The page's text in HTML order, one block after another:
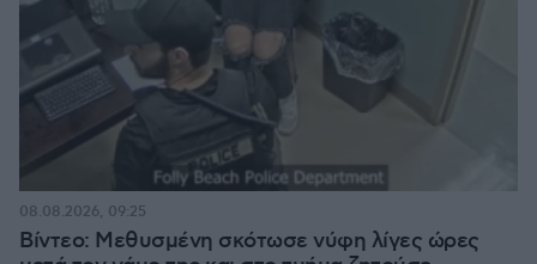
Βίντεο: Μεθυσμένη σκότωσε νύφη λίγες ώρες
08.08.2026, 09:25